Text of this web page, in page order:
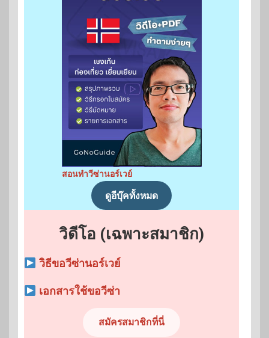
สอนทำวีซ่านอร์เวย์
ดูอีบุ๊คทั้งหมด
วิดีโอ (เฉพาะสมาชิก)
วิธีขอวีซ่านอร์เวย์
เอกสารใช้ขอวีซ่า
สมัครสมาชิกที่นี่